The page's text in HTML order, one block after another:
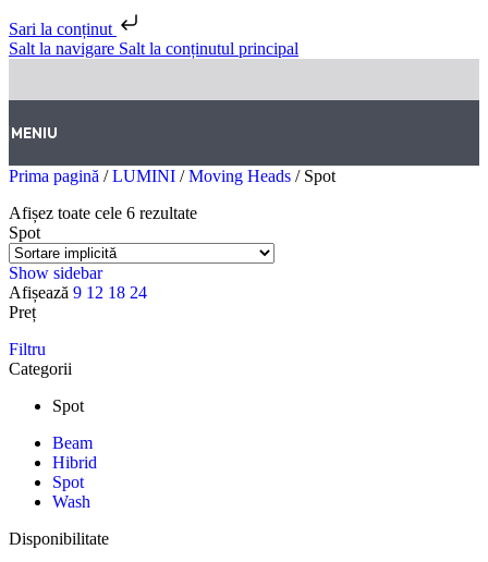
Sari la conținut
Salt la navigare Salt la conținutul principal
MENIU
Prima pagină / LUMINI / Moving Heads / Spot
Afișez toate cele 6 rezultate
Spot
Show sidebar
Afișează 9 12 18 24
Preț
Filtru
Categorii
Spot
Beam
Hibrid
Spot
Wash
Disponibilitate